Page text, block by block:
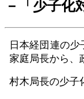
－「少子化
日本経団連の
家庭局長から、
村木局長の少子